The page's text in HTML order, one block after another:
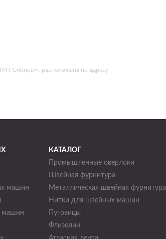
Сибирь»», расположена по адресу
машин
машин
КАТАЛОГ
Промышленные оверлоки
Швейная фурнитура
Металлическая швейная фурнитура
Нитки для швейных машин
Пуговицы
Флизелин